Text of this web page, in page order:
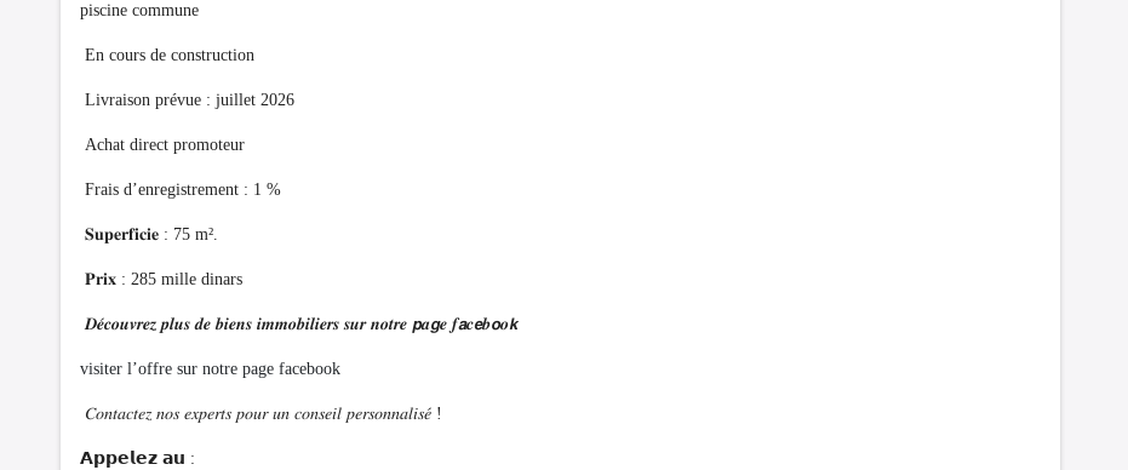
piscine commune
En cours de construction
Livraison prévue : juillet 2026
Achat direct promoteur
Frais d’enregistrement : 1 %
𝐒𝐮𝐩𝐞𝐫𝐟𝐢𝐜𝐢𝐞 : 75 m².
𝐏𝐫𝐢𝐱 : 285 mille dinars
𝑫𝒆́𝒄𝒐𝒖𝒗𝒓𝒆𝒛 𝒑𝒍𝒖𝒔 𝒅𝒆 𝒃𝒊𝒆𝒏𝒔 𝒊𝒎𝒎𝒐𝒃𝒊𝒍𝒊𝒆𝒓𝒔 𝒔𝒖𝒓 𝒏𝒐𝒕𝒓𝒆 𝙥𝒂𝙜𝒆 𝒇𝙖𝒄𝙚𝒃𝙤𝒐𝙠
visiter l’offre sur notre page facebook
𝐶𝑜𝑛𝑡𝑎𝑐𝑡𝑒𝑧 𝑛𝑜𝑠 𝑒𝑥𝑝𝑒𝑟𝑡𝑠 𝑝𝑜𝑢𝑟 𝑢𝑛 𝑐𝑜𝑛𝑠𝑒𝑖𝑙 𝑝𝑒𝑟𝑠𝑜𝑛𝑛𝑎𝑙𝑖𝑠𝑒́ !
𝗔𝗽𝗽𝗲𝗹𝗲𝘇 𝗮𝘂 :